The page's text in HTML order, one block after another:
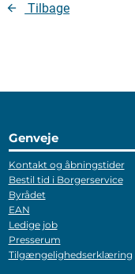
Tilbage
Genveje
Kontakt og åbningstider
Bestil tid i Borgerservice
Byrådet
EAN
Ledige job
Presserum
Tilgængelighedserklæring